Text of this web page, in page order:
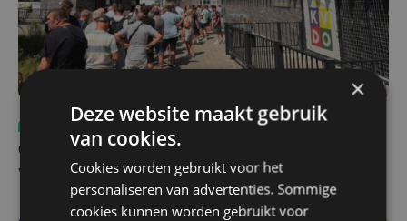
Sport
ma 3 augustus | 17:39
Champions League leeft in Oostende: lange wachtrij
voor tickets Union - Bodø/Glimt
×
Deze website maakt gebruik
van cookies.
Cookies worden gebruikt voor het
personaliseren van advertenties. Sommige
cookies kunnen worden gebruikt voor